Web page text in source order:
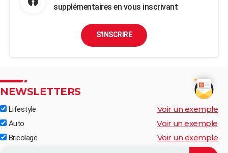
supplémentaires en vous inscrivant
S'INSCRIRE
NEWSLETTERS
Lifestyle Voir un exemple
Auto Voir un exemple
Bricolage Voir un exemple